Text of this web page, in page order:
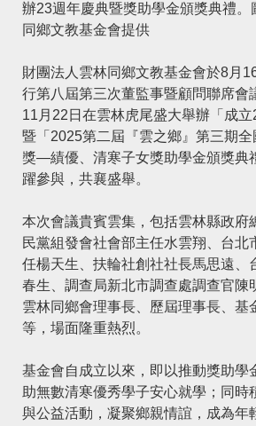
辦23週年慶典暨獎助學金頒獎典禮。
同鄉文教基金會提供
財團法人雲林同鄉文教基金會於8月
行第八屆第三次董監事暨顧問聯席會
11月22日在雲林虎尾盛大舉辦「成立
暨「2025第二屆『雲之鄉』第三期
獎—績優、清寒子女獎助學金頒獎典
躍參與，共襄盛舉。
本次會議貴賓雲集，包括雲林縣政府
民黨組發會社會部主任水雲翔、台北
任楊天生、扶輪社創社社長馬思遠、
春生、調查局新北市調查處調查官陳
雲林同鄉會理事長、歷屆理事長、基
等，場面隆重熱烈。
基金會自成立以來，即以推動獎助學
助無數清寒優秀學子安心就學；同時
與公益活動，凝聚鄉親情誼，成為年